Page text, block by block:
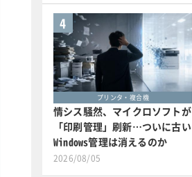
4
プリンタ・複合機
情シス騒然、マイクロソフトが
「印刷管理」刷新…ついに古い
Windows管理は消えるのか
2026/08/05